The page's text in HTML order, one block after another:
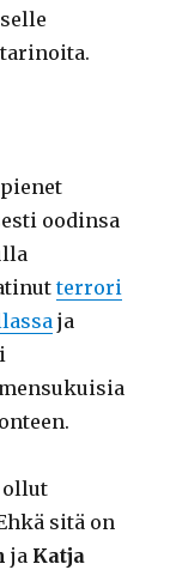
oodinsa
terrori
ja
ollut
sitä on
ja Katja